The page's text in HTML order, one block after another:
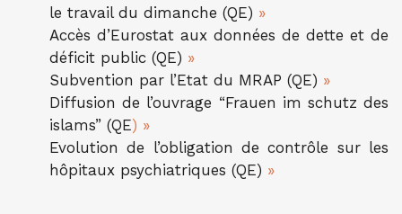
le travail du dimanche (QE) »
Accès d’Eurostat aux données de dette et de
déficit public (QE) »
Subvention par l’Etat du MRAP (QE) »
Diffusion de l’ouvrage “Frauen im schutz des
islams” (QE) »
Evolution de l’obligation de contrôle sur les
hôpitaux psychiatriques (QE) »